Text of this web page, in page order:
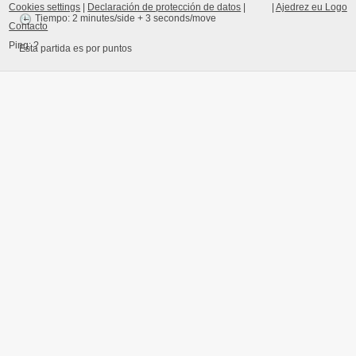
Tiempo: 2 minutes/side + 3 seconds/move
Esta partida es por puntos
| Ajedrez eu Logo
Cookies settings | Declaración de protección de datos |
Contacto
Ping:?